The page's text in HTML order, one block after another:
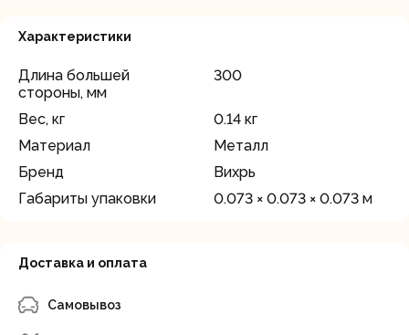
Характеристики
Длина большей
стороны, мм
300
Вес, кг
0.14 кг
Материал
Металл
Бренд
Вихрь
Габариты упаковки
0.073 × 0.073 × 0.073 м
Доставка и оплата
Самовывоз